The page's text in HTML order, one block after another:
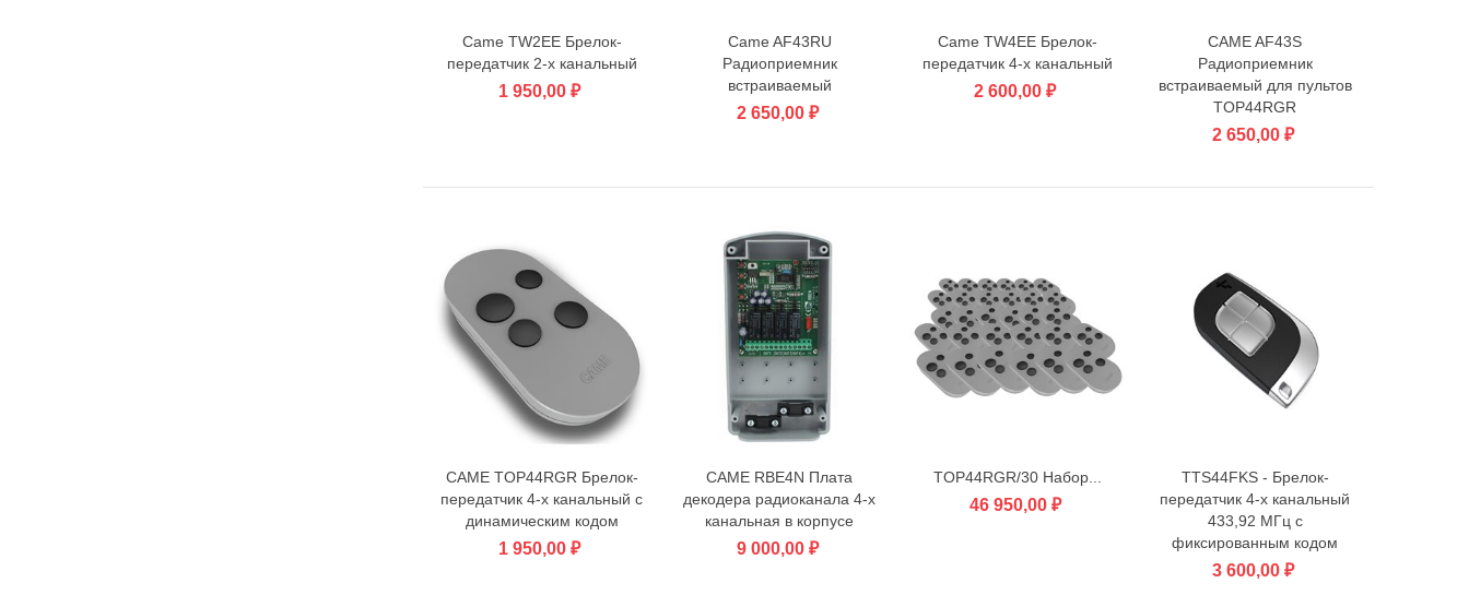
В корзину
Came TW2EE Брелок-
передатчик 2-х канальный
1 950,00 ₽
В корзину
Came AF43RU
Радиоприемник
встраиваемый
2 650,00 ₽
В корзину
Came TW4EE Брелок-
передатчик 4-х канальный
2 600,00 ₽
В корзину
CAME AF43S
Радиоприемник
встраиваемый для пультов
TOP44RGR
2 650,00 ₽
В корзину
CAME TOP44RGR Брелок-
передатчик 4-х канальный с
динамическим кодом
1 950,00 ₽
В корзину
CAME RBE4N Плата
декодера радиоканала 4-х
канальная в корпусе
9 000,00 ₽
В корзину
TOP44RGR/30 Набор...
46 950,00 ₽
В корзину
TTS44FKS - Брелок-
передатчик 4-х канальный
433,92 МГц с
фиксированным кодом
3 600,00 ₽